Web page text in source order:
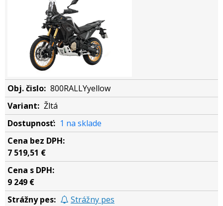
800RALLYyellow
Žltá
1 na sklade
7 519,51 €
9 249 €
Strážny pes